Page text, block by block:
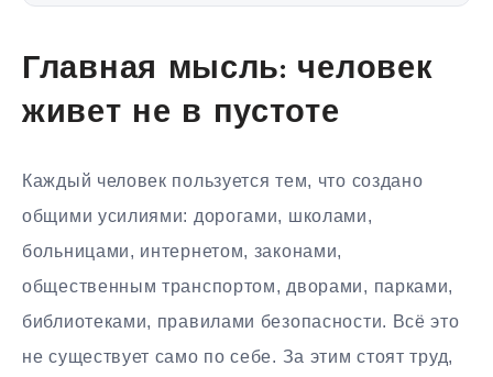
Главная мысль: человек
живет не в пустоте
Каждый человек пользуется тем, что создано
общими усилиями: дорогами, школами,
больницами, интернетом, законами,
общественным транспортом, дворами, парками,
библиотеками, правилами безопасности. Всё это
не существует само по себе. За этим стоят труд,